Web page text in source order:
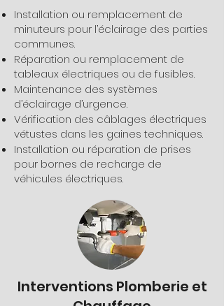
Installation ou remplacement de
minuteurs pour l’éclairage des parties
communes.
Réparation ou remplacement de
tableaux électriques ou de fusibles.
Maintenance des systèmes
d’éclairage d’urgence.
Vérification des câblages électriques
vétustes dans les gaines techniques.
Installation ou réparation de prises
pour bornes de recharge de
véhicules électriques.
Interventions Plomberie et